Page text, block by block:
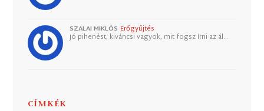
SZALAI MIKLÓS Erőgyűjtés
Jó pihenést, kiváncsi vagyok, mit fogsz írni az ál…
CÍMKÉK